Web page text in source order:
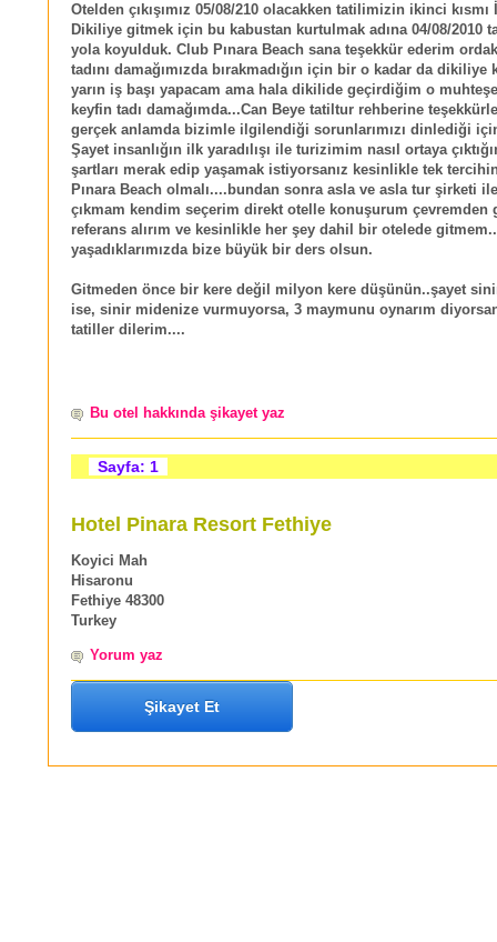
Otelden çıkışımız 05/08/210 olacakken tatilimizin ikinci kısmı
Dikiliye gitmek için bu kabustan kurtulmak adına 04/08/2010
yola koyulduk. Club Pınara Beach sana teşekkür ederim
tadını damağımızda bırakmadığın için bir o kadar da dikiliye
yarın iş başı yapacam ama hala dikilide geçirdiğim o
keyfin tadı damağımda...Can Beye tatiltur rehberine
gerçek anlamda bizimle ilgilendiği sorunlarımızı dinlediği
Şayet insanlığın ilk yaradılışı ile turizimim nasıl ortaya
şartları merak edip yaşamak istiyorsanız kesinlikle tek
Pınara Beach olmalı....bundan sonra asla ve asla tur şirketi
çıkmam kendim seçerim direkt otelle konuşurum çevremden
referans alırım ve kesinlikle her şey dahil bir otelede
yaşadıklarımızda bize büyük bir ders olsun.
Gitmeden önce bir kere değil milyon kere düşünün..şayet
ise, sinir midenize vurmuyorsa, 3 maymunu oynarım
tatiller dilerim....
Bu otel hakkında şikayet yaz
Sayfa: 1
Hotel Pinara Resort Fethiye
Koyici Mah
Hisaronu
Fethiye 48300
Turkey
Yorum yaz
Şikayet Et